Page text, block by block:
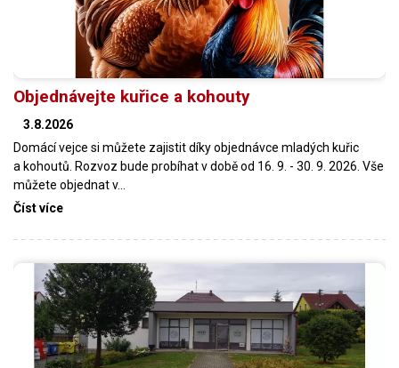
Objednávejte kuřice a kohouty
3.8.2026
Domácí vejce si můžete zajistit díky objednávce mladých kuřic
a kohoutů. Rozvoz bude probíhat v době od 16. 9. - 30. 9. 2026. Vše
můžete objednat v…
Číst více